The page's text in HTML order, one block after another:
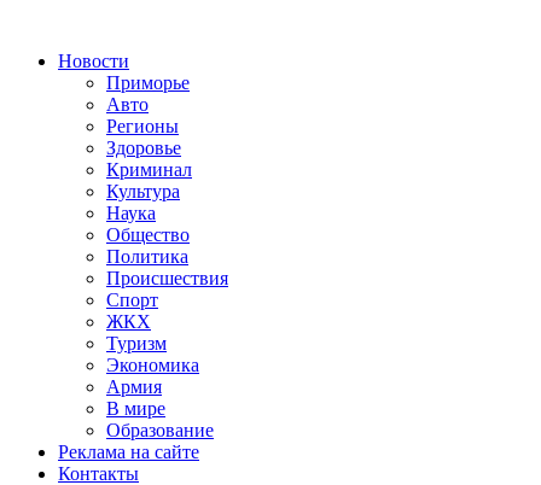
Новости
Приморье
Авто
Регионы
Здоровье
Криминал
Культура
Наука
Общество
Политика
Происшествия
Спорт
ЖКХ
Туризм
Экономика
Армия
В мире
Образование
Реклама на сайте
Контакты